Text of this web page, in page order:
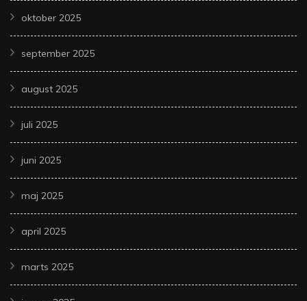
oktober 2025
september 2025
august 2025
juli 2025
juni 2025
maj 2025
april 2025
marts 2025